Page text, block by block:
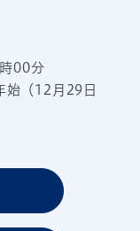
時00分
始（12月29日